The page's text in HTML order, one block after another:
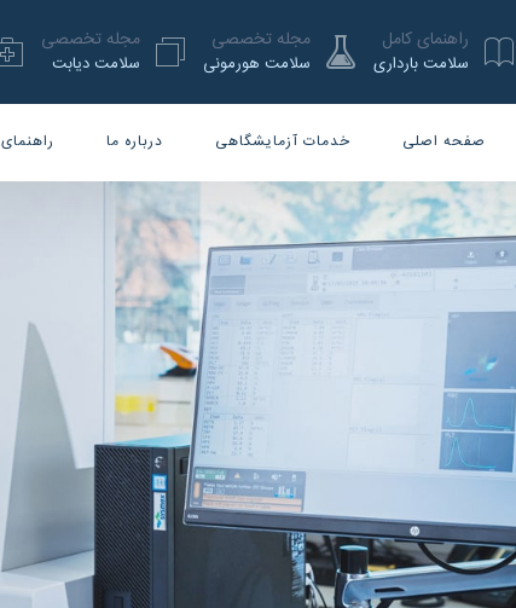
راهنمای کامل
سلامت بارداری
مجله تخصصی
سلامت هورمونی
مجله تخصصی
سلامت دیابت
صفحه اصلی خدمات آزمایشگاهی درباره ما